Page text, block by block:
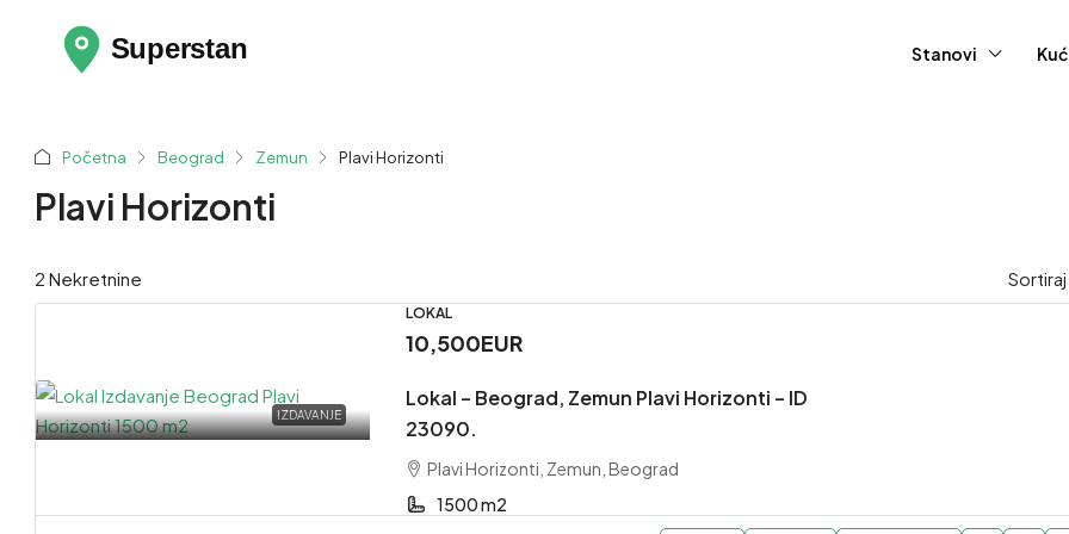
Stanovi
Početna Beograd Zemun Plavi Horizonti
Plavi Horizonti
2 Nekretnine
IZDAVANJE
LOKAL
10,500EUR
Lokal – Beograd, Zemun Plavi Horizonti – ID
23090.
Plavi Horizonti, Zemun, Beograd
1500 m2